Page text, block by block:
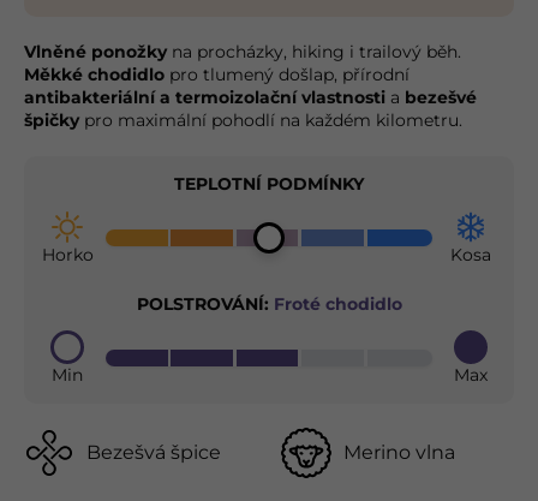
Vlněné ponožky na procházky, hiking i trailový běh.
Měkké chodidlo pro tlumený došlap, přírodní
antibakteriální a termoizolační vlastnosti a bezešvé
špičky pro maximální pohodlí na každém kilometru.
TEPLOTNÍ PODMÍNKY
Horko Kosa
POLSTROVÁNÍ: Froté chodidlo
Min Max
Bezešvá špice Merino vlna